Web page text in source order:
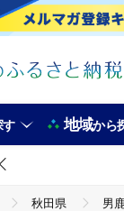
す 地域から
秋田県 男